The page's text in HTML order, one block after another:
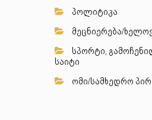
პოლიტიკა
მეცნიერება/
სპორტი,
საიტი
ომი/სამხედრო